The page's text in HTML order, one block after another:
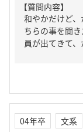
【質問内容】
和やかだけど
ちらの事を聞
員が出てきて
04年卒 文系